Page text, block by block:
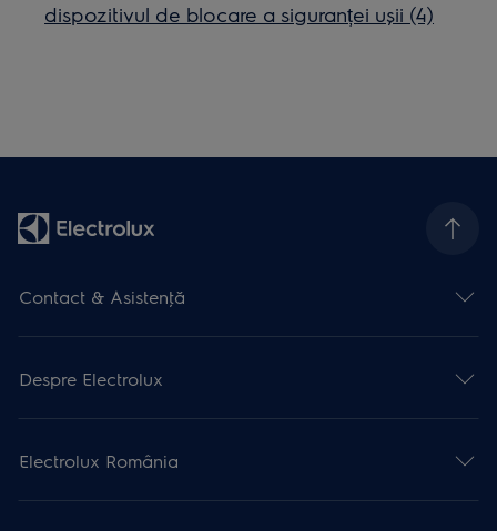
dispozitivul de blocare a siguranței ușii (4)
Contact & Asistenţă
Despre Electrolux
Electrolux România